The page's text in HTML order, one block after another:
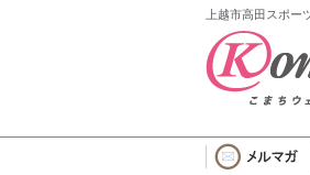
上越市高田スポ